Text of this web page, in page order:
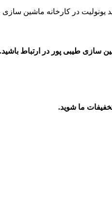
یونولیت در کارخانه ماشین
سازی طیبی پور در ارتباط باشید.
ما شوید.